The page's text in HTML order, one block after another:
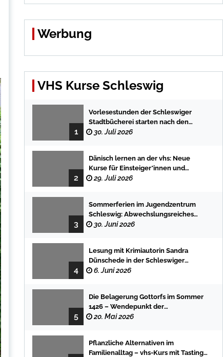
Werbung
VHS Kurse Schleswig
1
Vorlesestunden der Schleswiger
Stadtbücherei starten nach den
Sommerferien mit spannenden
30. Juli 2026
2
Dänisch lernen an der vhs: Neue
Kurse für Einsteiger*innen und
Fortgeschrittene
29. Juli 2026
3
Sommerferien im Jugendzentrum
Schleswig: Abwechslungsreiches
Programm für Kinder und Jugendliche
30. Juni 2026
4
Lesung mit Krimiautorin Sandra
Dünschede in der Schleswiger
Stadtbücherei
6. Juni 2026
5
Die Belagerung Gottorfs im Sommer
1426 – Wendepunkt der
Landesgeschichte
20. Mai 2026
Pflanzliche Alternativen im
Familienalltag – vhs-Kurs mit Tasting